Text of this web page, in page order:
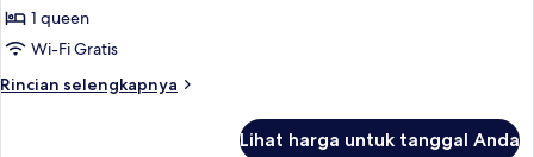
1 queen
Wi-Fi Gratis
Rincian selengkapnya
Rincian
Lihat harga untuk tanggal Anda